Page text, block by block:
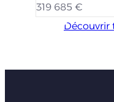
319 685 €
Découvrir